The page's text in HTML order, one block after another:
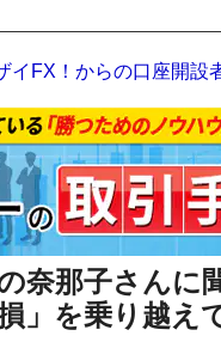
イFX！からの口座開設
奈那子さんに
」を乗り越え